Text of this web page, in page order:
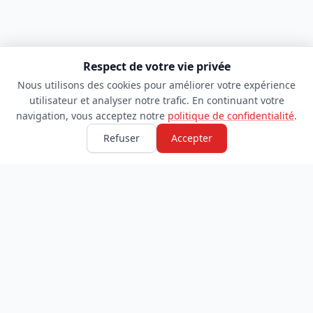
Respect de votre vie privée
Nous utilisons des cookies pour améliorer votre expérience
utilisateur et analyser notre trafic. En continuant votre
navigation, vous acceptez notre politique de confidentialité.
Refuser
Accepter